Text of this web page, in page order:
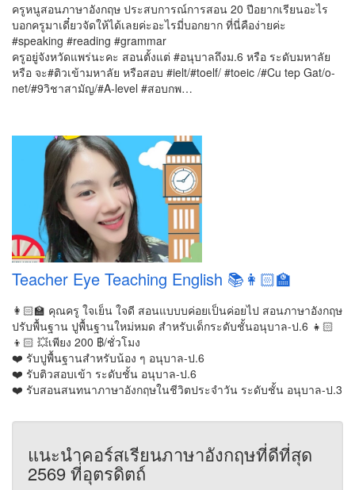
ครูหนูสอนภาษาอังกฤษ ประสบการณ์การสอน 20 ปีอยากเรียนอะไร
บอกครูมาเดี๋ยวจัดให้ได้เลยค่ะอะไรมี่บอกยาก ที่นี่คือง่ายค่ะ
#speaking #reading #grammar
ครูอยู่จังหวัดแพร่นะคะ สอนตั้งแต่ #อนุบาลถึงม.6 หรือ ระดับมหาลัย
หรือ จะ#ติวเข้ามหาลัย หรือสอบ #ielt/#toelf/ #toeic /#Cu tep Gat/o-
net/#9วิชาสามัญ/#A-level #สอบกพ…
Teacher Eye Teaching English 📚👩🏻‍🏫
👩🏻‍🏫 คุณครู ใจเย็น ใจดี สอนแบบบค่อยเป็นค่อยไป สอนภาษาอังกฤษ
ปรับพื้นฐาน ปูพื้นฐานใหม่หมด สำหรับเด็กระดับชั้นอนุบาล-ป.6 👧🏻
👦🏻 💥เพียง 200 ฿/ชั่วโมง
❤️ รับปูพื้นฐานสำหรับน้อง ๆ อนุบาล-ป.6
❤️ รับติวสอบเข้า ระดับชั้น อนุบาล-ป.6
❤️ รับสอนสนทนาภาษาอังกฤษในชีวิตประจำวัน ระดับชั้น อนุบาล-ป.3
แนะนำคอร์สเรียนภาษาอังกฤษที่ดีที่สุด
2569 ที่อุตรดิตถ์